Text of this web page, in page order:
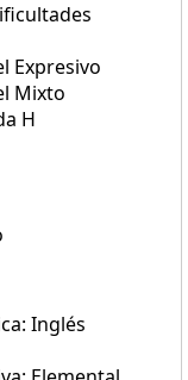
Expresivo
Mixto
H
Inglés